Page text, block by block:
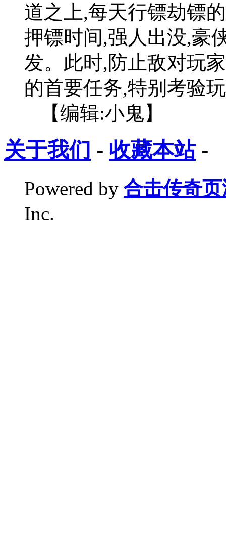
道之上,每天行镖劫镖
押镖时间,强人出没,豪
发。此时,防止敌对玩
的首要任务,特别考验
【编辑:小鬼】
关于我们 - 收藏本站-
Powered by 合击传奇
Inc.